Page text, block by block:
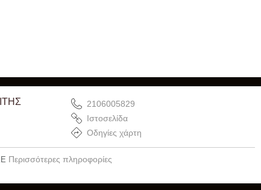
2106005829
Ιστοσελίδα
Οδηγίες χάρτη
Περισσότερες πληροφορίες